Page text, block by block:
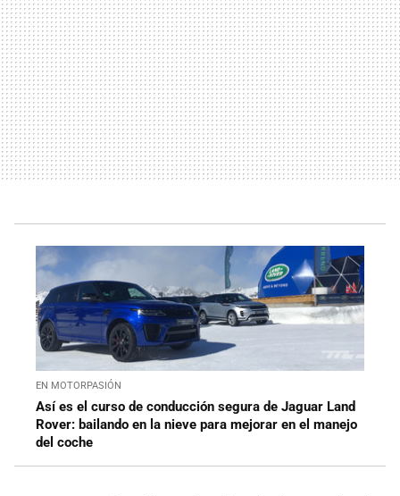
EN MOTORPASIÓN
Así es el curso de conducción segura de Jaguar Land
Rover: bailando en la nieve para mejorar en el manejo
del coche